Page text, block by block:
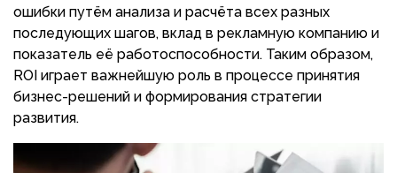
ошибки путём анализа и расчёта всех разных
последующих шагов, вклад в рекламную компанию и
показатель её работоспособности. Таким образом,
ROI играет важнейшую роль в процессе принятия
бизнес-решений и формирования стратегии
развития.